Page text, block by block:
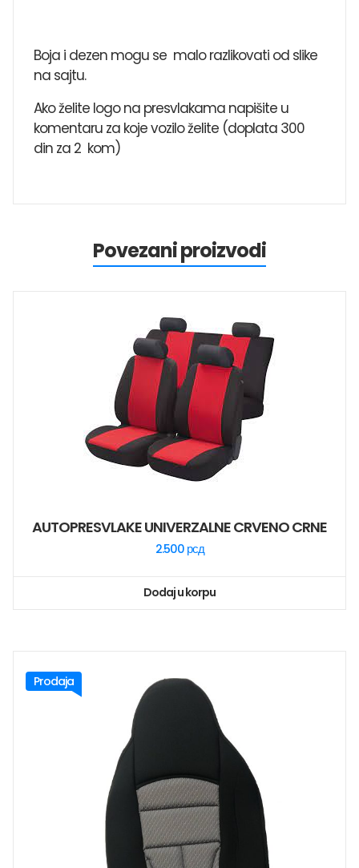
Boja i dezen mogu se malo razlikovati od slike
na sajtu.
Ako želite logo na presvlakama napišite u
komentaru za koje vozilo želite (doplata 300
din za 2 kom)
Povezani proizvodi
AUTOPRESVLAKE UNIVERZALNE CRVENO CRNE
2.500 рсд
Dodaj u korpu
Prodaja